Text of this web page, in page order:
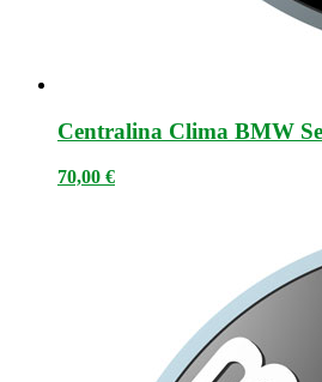
Centralina Clima BMW
70,00 €